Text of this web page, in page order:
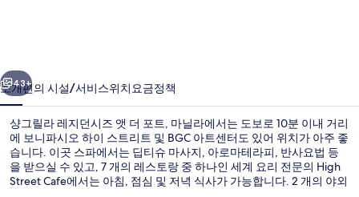
시
즈
앳
더
포
다음
43+
소개편의 시설/서비스위치요금정책
샹그릴라 레지던시즈 앳 더 포트, 마닐라에서는 도보로 10분 이내 거리
에 보니파시오 하이 스트리트 및 BGC 아트센터도 있어 위치가 아주 좋
습니다. 이곳 스파에서는 딥티슈 마사지, 아로마테라피, 반사요법 등
을 받으실 수 있고, 7 개의 레스토랑 중 하나인 세계 요리 전문의 High
Street Cafe에서는 아침, 점심 및 저녁 식사가 가능합니다. 2 개의 야외